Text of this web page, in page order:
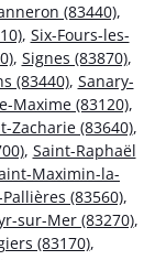
(83440),
, Six-Fours-les-
, Signes (83870),
(83440), Sanary-
Maxime (83120),
Zacharie (83640),
, Saint-Raphaël
Maximin-la-
(83560),
sur-Mer (83270),
(83170),